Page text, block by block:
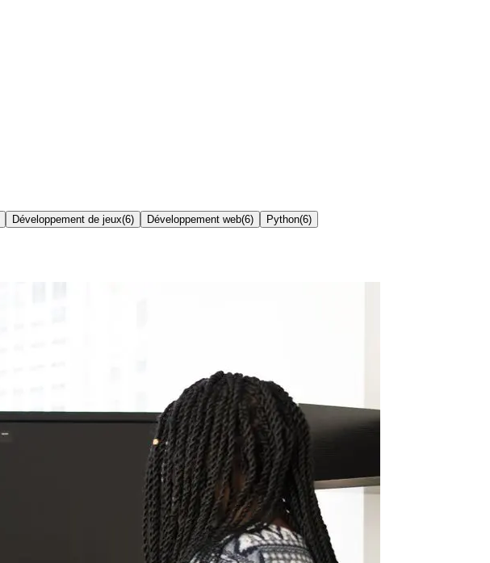
Développement de jeux(6) Développement web(6) Python(6)